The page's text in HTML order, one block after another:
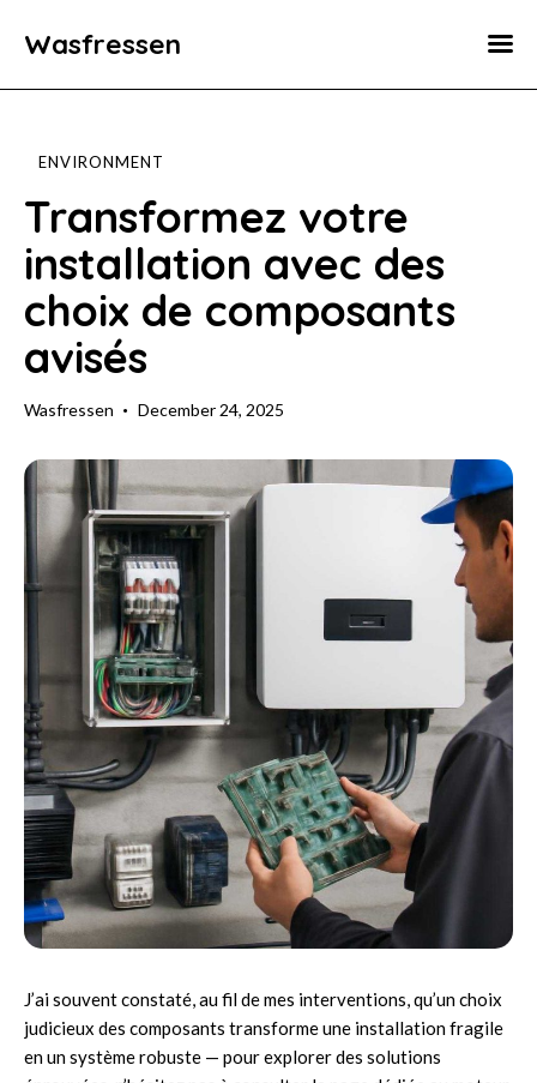
Wasfressen
Home
Environment
Food
Fun Facts
ENVIRONMENT
Transformez votre
installation avec des
choix de composants
avisés
Wasfressen December 24, 2025
J’ai souvent constaté, au fil de mes interventions, qu’un choix
judicieux des composants transforme une installation fragile
en un système robuste — pour explorer des solutions